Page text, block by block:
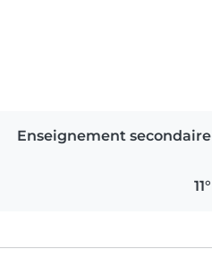
Enseignement secondaire
11°